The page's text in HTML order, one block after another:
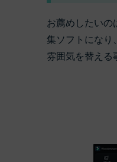
お薦めしたいの
集ソフトになり
雰囲気を替える